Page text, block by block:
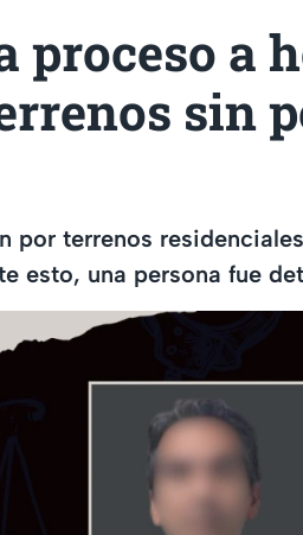
proceso a
sin
por terrenos
esto, una persona fue